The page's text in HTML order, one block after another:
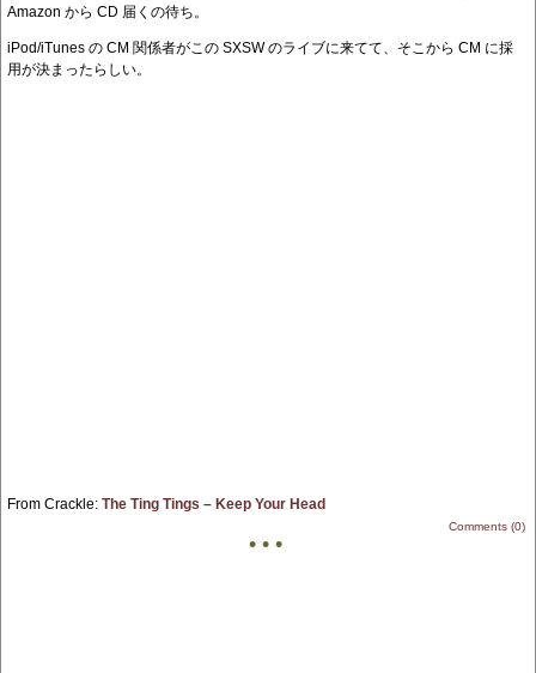
Amazon から CD 届くの待ち。
iPod/iTunes の CM 関係者がこの SXSW のライブに来てて、そこから CM に採
用が決まったらしい。
From Crackle: The Ting Tings – Keep Your Head
Comments (0)
• • •